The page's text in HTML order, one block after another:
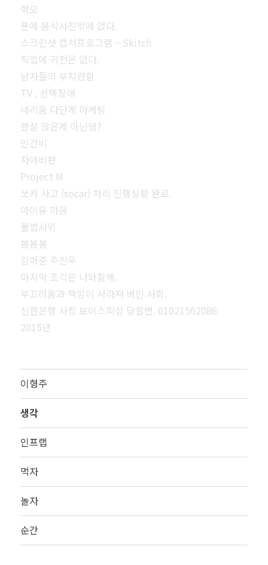
혁오
폰에 음식사진밖에 없다.
스크린샷 캡쳐프로그램 – Skitch
직업에 귀천은 없다.
남자들의 부지런함
TV , 선택장애
네리움 다단계 마케팅
한살 많은게 아닌뎅?
인건비
자아비판
Project M
쏘카 사고 (socar) 처리 진행상황 완료.
아이유 마음
불법시위
봄봄봄
김어준 주진우
마지막 조각은 나와함께.
부끄러움과 책임이 사라져 버린 사회.
신한은행 사칭 보이스피싱 당할뻔. 01021562086
2015년
이형주
생각
인프랩
먹자
놀자
순간